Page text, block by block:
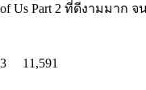
of Us Part 2 ที่ดีงามมาก
11,591